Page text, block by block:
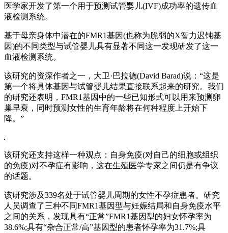
医学家开发了第一个用于预测试管婴儿(IVF)成功率的遗传血
液检测系统。
基于母亲身体中潜在的FMR1基因(也称为脆弱的X智力迟钝基
因)的不同类型与试管婴儿具有显著不同这一发现研发了这一
血液检测系统。
该研究的资深作者之一，大卫·巴拉德(David Barad)说：“这是
第一个将具体基因与试管婴儿结果直接联系起来的研究。我们
的研究还表明，FMR1基因中的一些已知形式可以用来预测卵
巢早衰，同时预测女性的生育年龄将在何种程度上开始下
降。”
该研究还支持这样一种观点：自身免疫(对自己的细胞或组织
的免疫)对不孕症有影响，这在生殖医学专家之间仍是有争议
的话题。
该研究涉及339名处于试管婴儿周期的女性不孕症患者。研究
人员调查了三种不同FMR1基因型与妊娠结局和自身免疫水平
之间的关系，发现具有“正常”FMR1基因型的妇女怀孕率为
38.6%;具有“杂合正常/高”基因型的患者怀孕率为31.7%;具